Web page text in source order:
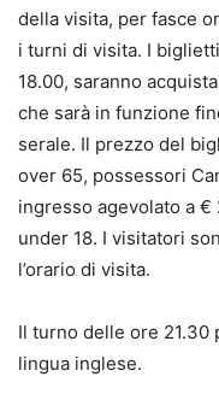
della visita, per fasce
i turni di visita. I
18.00, saranno
che sarà in funzione
serale. Il prezzo del
over 65, possessori
ingresso agevolato a
under 18. I visitatori
l’orario di visita.
Il turno delle ore 21.30
lingua inglese.